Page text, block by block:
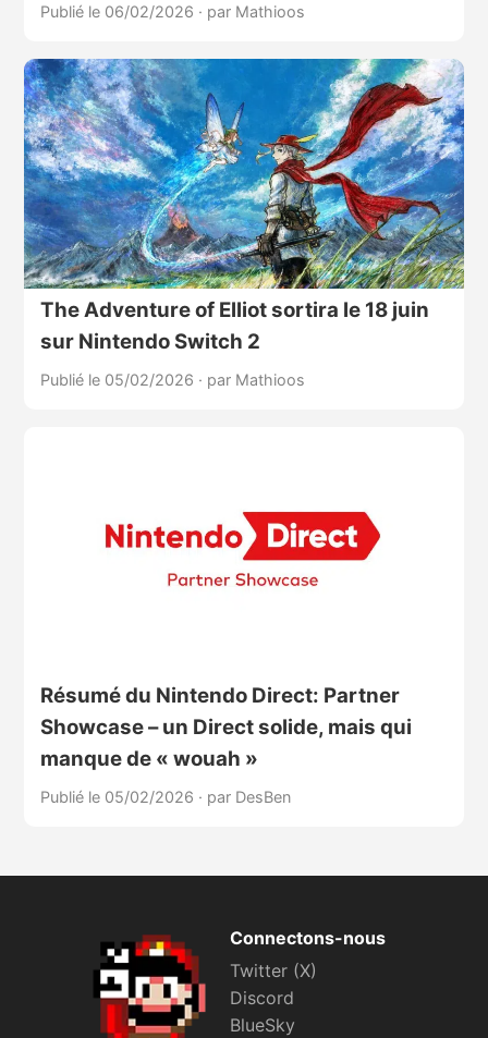
Publié le 06/02/2026 · par Mathioos
The Adventure of Elliot sortira le 18 juin
sur Nintendo Switch 2
Publié le 05/02/2026 · par Mathioos
Résumé du Nintendo Direct: Partner
Showcase – un Direct solide, mais qui
manque de « wouah »
Publié le 05/02/2026 · par DesBen
Connectons-nous
Twitter (X)
Discord
BlueSky